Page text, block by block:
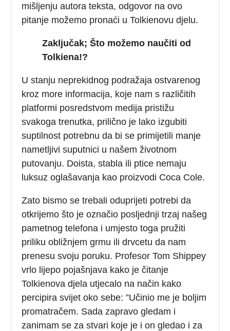
mišljenju autora teksta, odgovor na ovo
pitanje možemo pronaći u Tolkienovu djelu.
Zaključak; Što možemo naučiti od
Tolkiena!?
U stanju neprekidnog podražaja ostvarenog
kroz more informacija, koje nam s različitih
platformi posredstvom medija pristižu
svakoga trenutka, prilično je lako izgubiti
suptilnost potrebnu da bi se primijetili manje
nametljivi suputnici u našem životnom
putovanju. Doista, stabla ili ptice nemaju
luksuz oglašavanja kao proizvodi Coca Cole.
Zato bismo se trebali oduprijeti potrebi da
otkrijemo što je označio posljednji trzaj našeg
pametnog telefona i umjesto toga pružiti
priliku obližnjem grmu ili drvcetu da nam
prenesu svoju poruku. Profesor Tom Shippey
vrlo lijepo pojašnjava kako je čitanje
Tolkienova djela utjecalo na način kako
percipira svijet oko sebe: ”Učinio me je boljim
promatračem. Sada zapravo gledam i
zanimam se za stvari koje je i on gledao i za